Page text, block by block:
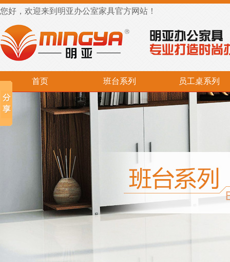
您好，欢迎来到明亚办公室家具官方网站！
首页 班台系列 员工桌系列